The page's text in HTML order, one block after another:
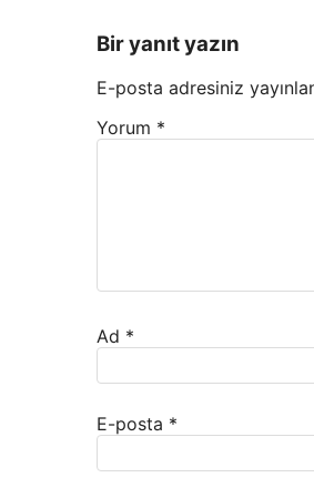
Bir yanıt yazın
E-posta adresiniz
Yorum *
Ad *
E-posta *